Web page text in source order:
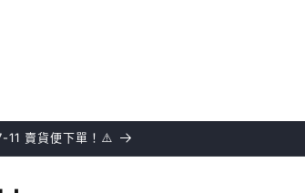
11 賣貨便下單！⚠️